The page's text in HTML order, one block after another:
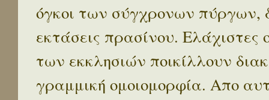
όγκοι των σύγχρονων πύργων,
εκτάσεις πρασίνου.
των εκκλησιών ποικίλλουν
γραμμική ομοιομορφία. Απο